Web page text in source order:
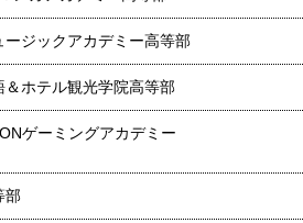
ージックアカデミー高等部
＆ホテル観光学院高等部
ゲーミングアカデミー
部